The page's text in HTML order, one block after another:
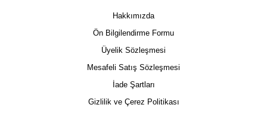
Hakkımızda
Ön Bilgilendirme Formu
Üyelik Sözleşmesi
Mesafeli Satış Sözleşmesi
İade Şartları
Gizlilik ve Çerez Politikası